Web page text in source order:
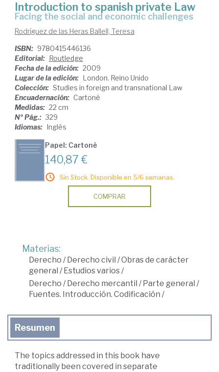
Introduction to spanish private Law
facing the social and economic challenges
Rodríguez de las Heras Ballell, Teresa
ISBN: 9780415446136
Editorial: Routledge
Fecha de la edición: 2009
Lugar de la edición: London. Reino Unido
Colección: Studies in foreign and transnational Law
Encuadernación: Cartoné
Medidas: 22 cm
Nº Pág.: 329
Idiomas: Inglés
Papel: Cartoné
140,87 €
Sin Stock. Disponible en 5/6 semanas.
COMPRAR
Materias:
Derecho / Derecho civil /Obras de carácter
general / Estudios varios/
Derecho / Derecho mercantil / Parte general /
Fuentes. Introducción. Codificación /
Resumen
The topics addressed in this book have
traditionally been covered in separate